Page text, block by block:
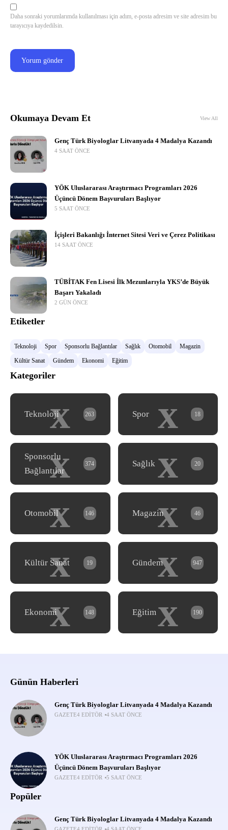
Daha sonraki yorumlarımda kullanılması için adım, e-posta adresim ve site adresim bu
tarayıcıya kaydedilsin.
Okumaya Devam Et View All
Genç Türk Biyologlar Litvanyada 4 Madalya Kazandı
4 SAAT ÖNCE
YÖK Uluslararası Araştırmacı Programları 2026
Üçüncü Dönem Başvuruları Başlıyor
5 SAAT ÖNCE
İçişleri Bakanlığı İnternet Sitesi Veri ve Çerez Politikası
14 SAAT ÖNCE
TÜBİTAK Fen Lisesi İlk Mezunlarıyla YKS’de Büyük
Başarı Yakaladı
2 GÜN ÖNCE
Etiketler
Teknoloji Spor Sponsorlu Bağlantılar Sağlık Otomobil
Magazin
Kültür Sanat
Gündem Ekonomi Eğitim
Kategoriler
x
Teknoloji 263 x
Spor 18
x
Sponsorlu
Bağlantılar
374 x
Sağlık 20
x
Otomobil 146 x
Magazin 46
x
Kültür Sanat 19 x
Gündem 947
x
Ekonomi 148 x
Eğitim 190
Günün Haberleri
Genç Türk Biyologlar Litvanyada 4 Madalya Kazandı
GAZETE4 EDITÖR 4 SAAT ÖNCE
YÖK Uluslararası Araştırmacı Programları 2026
Üçüncü Dönem Başvuruları Başlıyor
GAZETE4 EDITÖR 5 SAAT ÖNCE
Popüler
Genç Türk Biyologlar Litvanyada 4 Madalya Kazandı